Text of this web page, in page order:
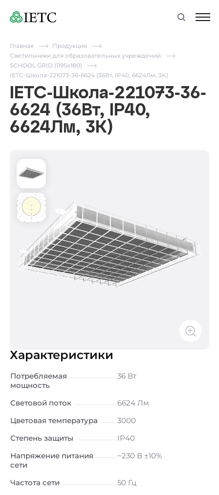
Главная
Продукция
Светильники для образовательных учреждений
SCHOOL GRID (1195x180)
IETC-Школа-221073-36-6624 (36Вт, IP40, 6624Лм, 3К)
IETC-Школа-221073-36-
6624 (36Вт, IP40,
6624Лм, 3К)
Характеристики
Потребляемая
мощность
36 Вт
Световой поток
6624 Лм
Цветовая температура
3000
Степень защиты
IP40
Напряжение питания
сети
~230 В ±10%
Частота сети
50 Гц